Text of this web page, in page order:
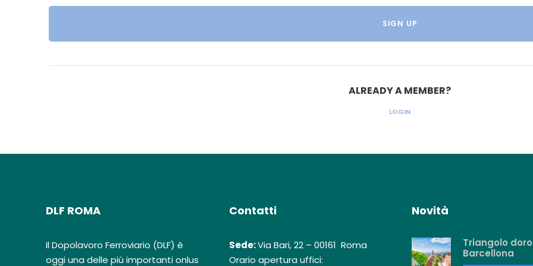
ALREADY A MEMBER?
LOGIN
DLF ROMA
Il Dopolavoro Ferroviario (DLF) è
oggi una delle più importanti onlus
Contatti
Sede:Via Bari, 22 – 00161 Roma
Orario apertura uffici:
Novità
Triangolo
Barcellona